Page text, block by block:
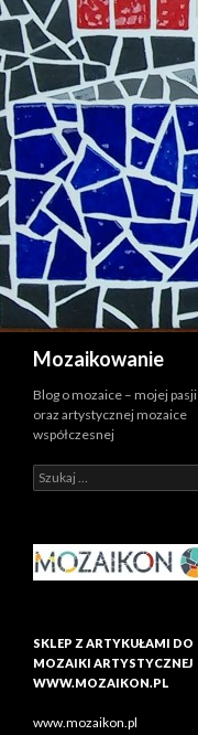
Mozaikowanie
Blog o mozaice – mojej pasji
oraz artystycznej mozaice
współczesnej
Szukaj:
SKLEP Z ARTYKUŁAMI DO
MOZAIKI ARTYSTYCZNEJ
WWW.MOZAIKON.PL
www.mozaikon.pl